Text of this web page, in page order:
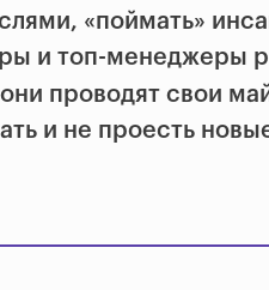
«поймать»
и топ-менеджеры
проводят свои
и не проесть